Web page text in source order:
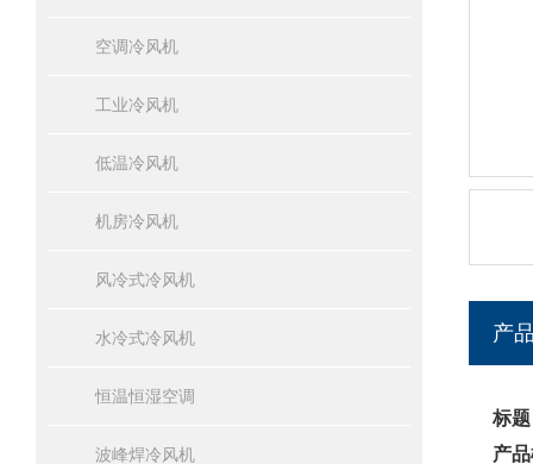
空调冷风机
工业冷风机
低温冷风机
机房冷风机
风冷式冷风机
水冷式冷风机
恒温恒湿空调
波峰焊冷风机
产
标
产